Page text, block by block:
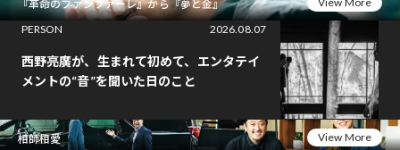
『革命のファンファーレ』から『夢と金』
PERSON
2026.08.07
西野亮廣が、生まれて初めて、エンタテイ
メントの“音”を聞いた日のこと
相師相愛
View More